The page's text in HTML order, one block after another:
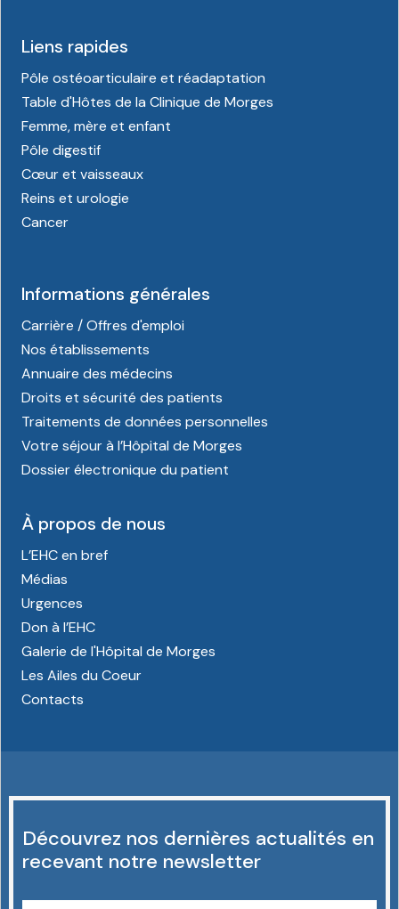
Liens rapides
Pôle ostéoarticulaire et réadaptation
Table d'Hôtes de la Clinique de Morges
Femme, mère et enfant
Pôle digestif
Cœur et vaisseaux
Reins et urologie
Cancer
Informations générales
Carrière / Offres d'emploi
Nos établissements
Annuaire des médecins
Droits et sécurité des patients
Traitements de données personnelles
Votre séjour à l’Hôpital de Morges
Dossier électronique du patient
À propos de nous
L’EHC en bref
Médias
Urgences
Don à l’EHC
Galerie de l'Hôpital de Morges
Les Ailes du Coeur
Contacts
Découvrez nos dernières actualités en
recevant notre newsletter